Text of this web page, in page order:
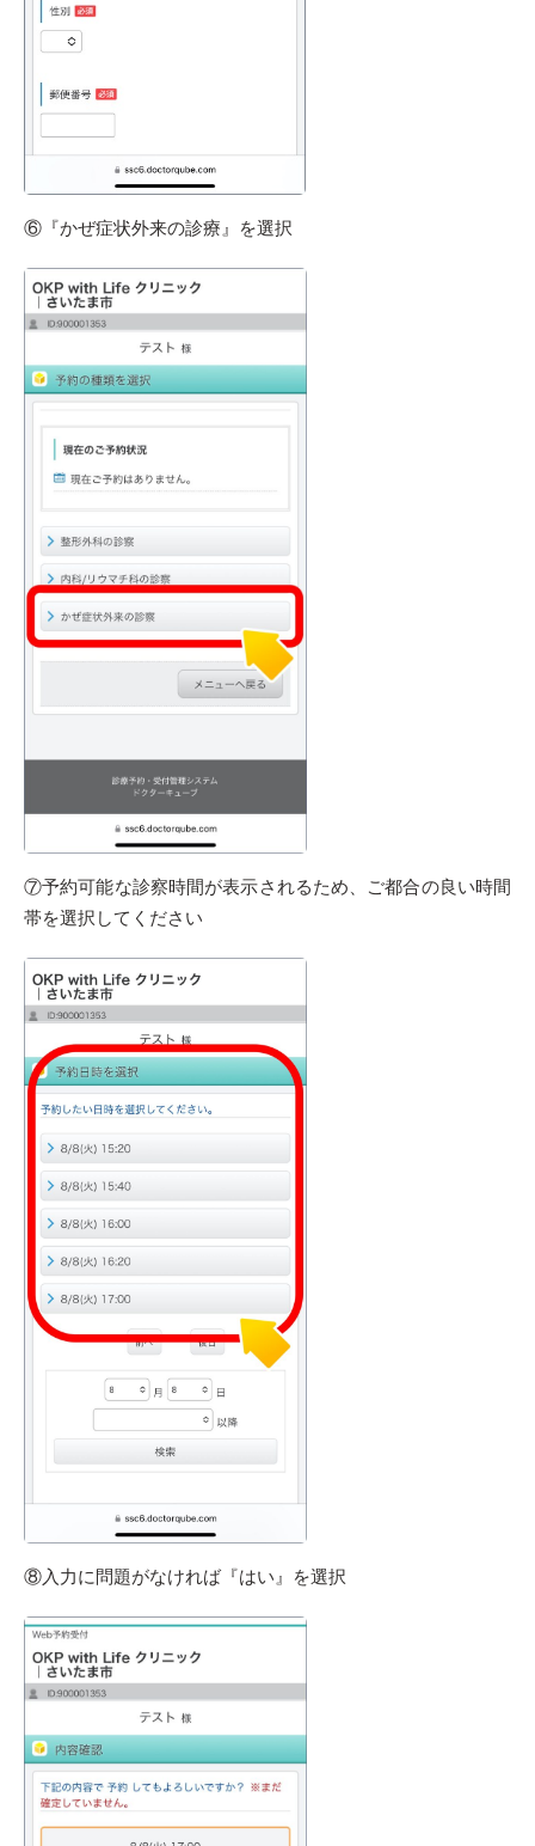
⑥『かぜ症状外来の診療』を選択
⑦予約可能な診察時間が表示されるため、ご都合の良い時間
帯を選択してください
⑧入力に問題がなければ『はい』を選択